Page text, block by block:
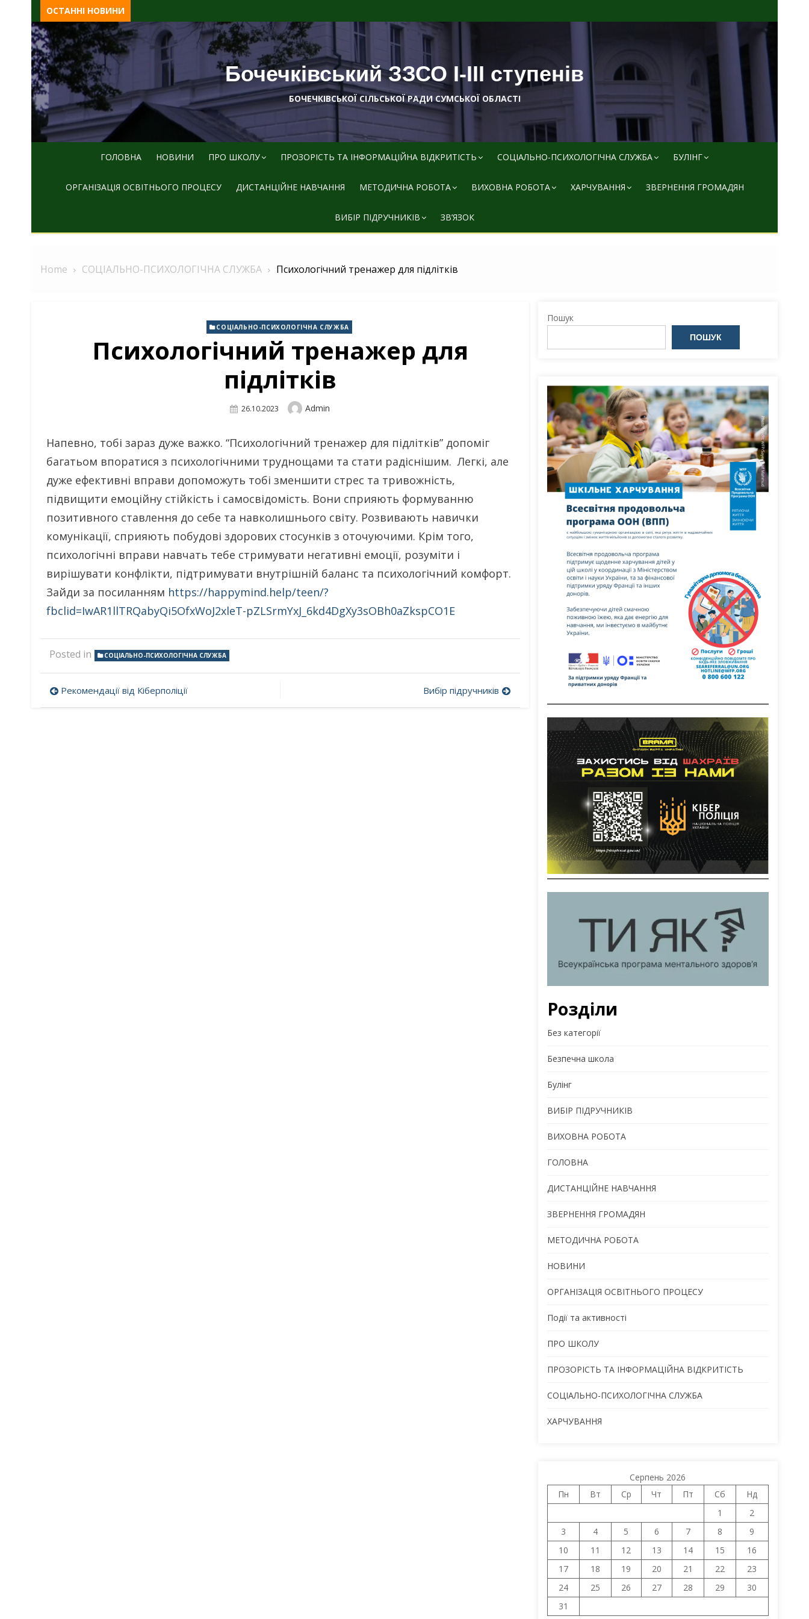
Skip
to
content
ОСТАННІ НОВИНИ
Бочечківський ЗЗСО І-ІІІ ступенів
БОЧЕЧКІВСЬКОЇ СІЛЬСЬКОЇ РАДИ СУМСЬКОЇ ОБЛАСТІ
ГОЛОВНА НОВИНИ ПРО ШКОЛУ ПРОЗОРІСТЬ ТА ІНФОРМАЦІЙНА ВІДКРИТІСТЬ СОЦІАЛЬНО-ПСИХОЛОГІЧНА СЛУЖБА БУЛІНГ
ОРГАНІЗАЦІЯ ОСВІТНЬОГО ПРОЦЕСУ ДИСТАНЦІЙНЕ НАВЧАННЯ МЕТОДИЧНА РОБОТА ВИХОВНА РОБОТА ХАРЧУВАННЯ ЗВЕРНЕННЯ ГРОМАДЯН
ВИБІР ПІДРУЧНИКІВ ЗВ’ЯЗОК
Home СОЦІАЛЬНО-ПСИХОЛОГІЧНА СЛУЖБА Психологічний тренажер для підлітків
СОЦІАЛЬНО-ПСИХОЛОГІЧНА СЛУЖБА
Психологічний тренажер для
підлітків
Posted
26.10.2023 Author
Admin
Напевно, тобі зараз дуже важко. “Психологічний тренажер для підлітків” допоміг
багатьом впоратися з психологічними труднощами та стати радіснішим. Легкі, але
дуже ефективні вправи допоможуть тобі зменшити стрес та тривожність,
підвищити емоційну стійкість і самосвідомість. Вони сприяють формуванню
позитивного ставлення до себе та навколишнього світу. Розвивають навички
комунікації, сприяють побудові здорових стосунків з оточуючими. Крім того,
психологічні вправи навчать тебе стримувати негативні емоції, розуміти і
вирішувати конфлікти, підтримувати внутрішній баланс та психологічний комфорт.
Зайди за посиланням https://happymind.help/teen/?
fbclid=IwAR1llTRQabyQi5OfxWoJ2xleT-pZLSrmYxJ_6kd4DgXy3sOBh0aZkspCO1E
Posted in СОЦІАЛЬНО-ПСИХОЛОГІЧНА СЛУЖБА
Навігація
записів
Рекомендації від Кіберполіції Вибір підручників
Пошук
ПОШУК
Розділи
Без категорії
Безпечна школа
Булінг
ВИБІР ПІДРУЧНИКІВ
ВИХОВНА РОБОТА
ГОЛОВНА
ДИСТАНЦІЙНЕ НАВЧАННЯ
ЗВЕРНЕННЯ ГРОМАДЯН
МЕТОДИЧНА РОБОТА
НОВИНИ
ОРГАНІЗАЦІЯ ОСВІТНЬОГО ПРОЦЕСУ
Події та активності
ПРО ШКОЛУ
ПРОЗОРІСТЬ ТА ІНФОРМАЦІЙНА ВІДКРИТІСТЬ
СОЦІАЛЬНО-ПСИХОЛОГІЧНА СЛУЖБА
ХАРЧУВАННЯ
Серпень 2026
Пн
Вт Ср Чт Пт Сб
Нд
1
2
3
4 5 6 7 8
9
10
11 12 13 14 15
16
17
18 19 20 21 22
23
24
25 26 27 28 29
30
31